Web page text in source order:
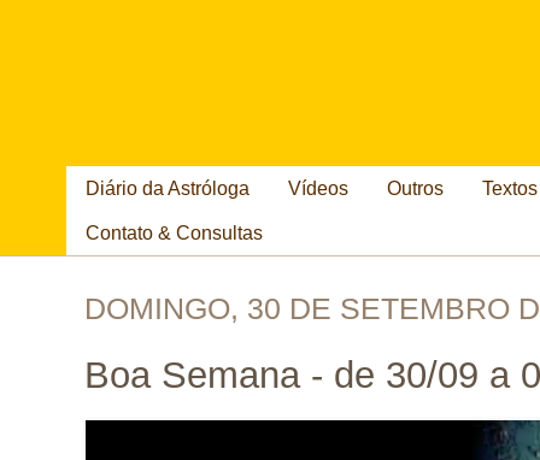
Diário da Astróloga Vídeos Outros
Contato & Consultas
DOMINGO, 30 DE SETEMBRO
Boa Semana - de 30/09 a